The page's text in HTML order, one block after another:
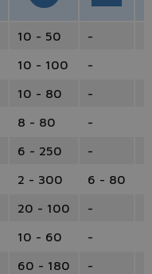
10 - 50 -
10 - 100 -
10 - 80 -
8 - 80 -
6 - 250 -
2 - 300 6 - 80
20 - 100 -
10 - 60 -
60 - 180 -